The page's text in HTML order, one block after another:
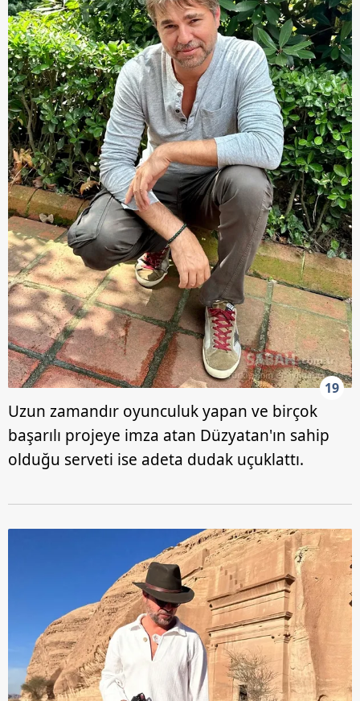
19
Uzun zamandır oyunculuk yapan ve birçok
başarılı projeye imza atan Düzyatan'ın sahip
olduğu serveti ise adeta dudak uçuklattı.